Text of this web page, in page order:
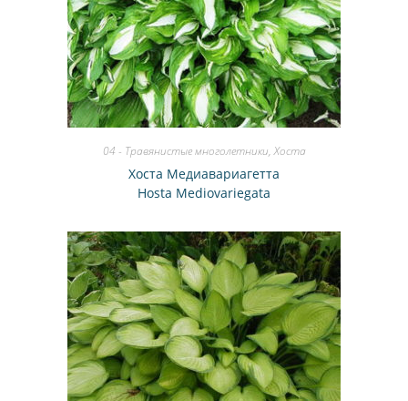
04 - Травянистые многолетники,Хоста
Хоста Медиавариагетта
Hosta Mediovariegata